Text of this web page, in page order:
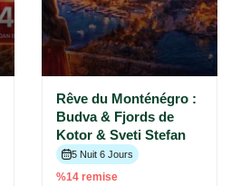
Rêve du Monténégro :
Budva & Fjords de
Kotor & Sveti Stefan
5 Nuit 6 Jours
%14 remise